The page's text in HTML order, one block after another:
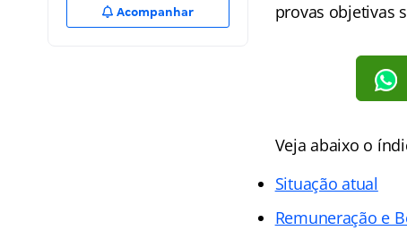
Acompanhar
provas objetivas
Veja abaixo o
Situação atual
Remuneração e